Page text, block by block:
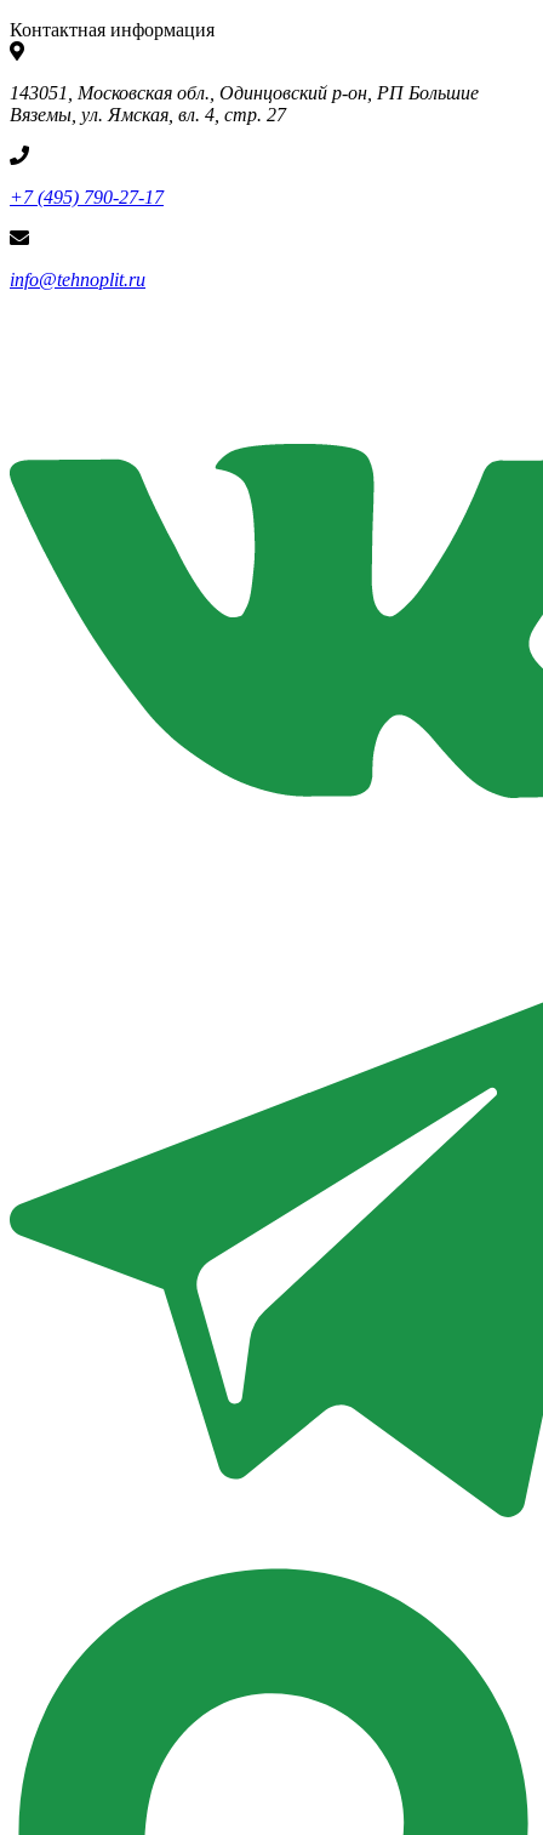
Контактная информация
143051, Московская обл., Одинцовский р-он, РП Большие
Вяземы, ул. Ямская, вл. 4, стр. 27
+7 (495) 790-27-17
info@tehnoplit.ru